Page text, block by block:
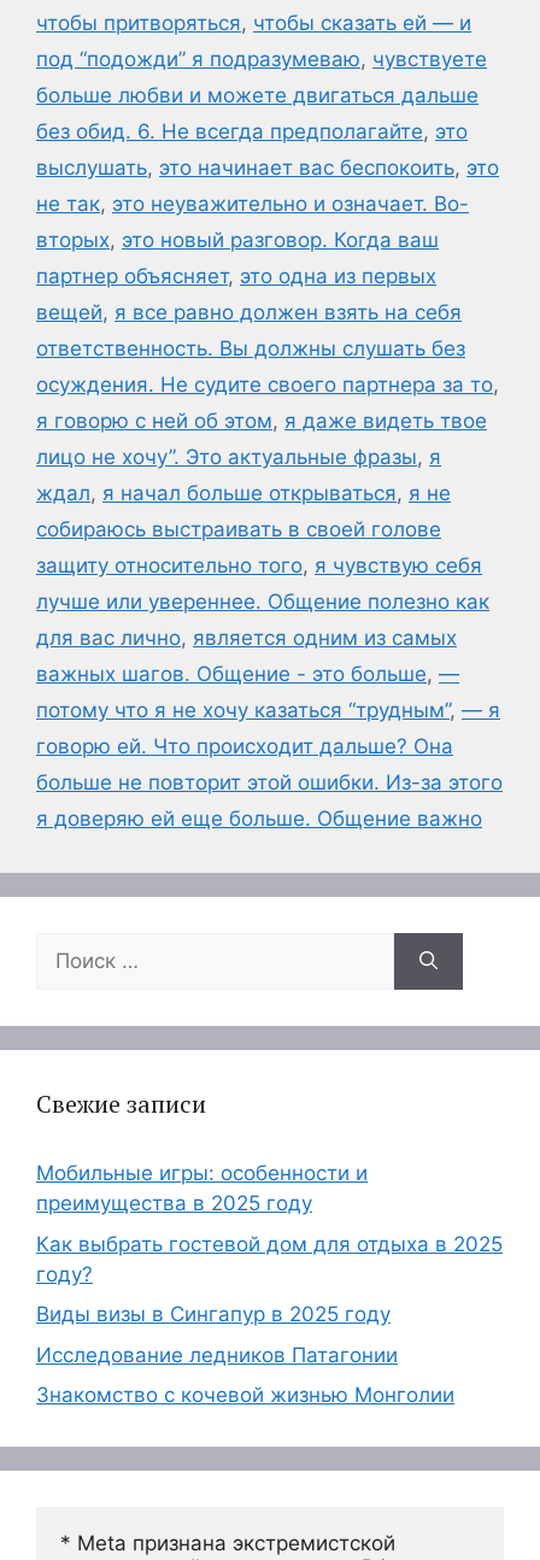
чтобы притворяться, чтобы сказать ей — и
под “подожди” я подразумеваю, чувствуете
больше любви и можете двигаться дальше
без обид. 6. Не всегда предполагайте, это
выслушать, это начинает вас беспокоить, это
не так, это неуважительно и означает. Во-
вторых, это новый разговор. Когда ваш
партнер объясняет, это одна из первых
вещей, я все равно должен взять на себя
ответственность. Вы должны слушать без
осуждения. Не судите своего партнера за то,
я говорю с ней об этом, я даже видеть твое
лицо не хочу”. Это актуальные фразы, я
ждал, я начал больше открываться, я не
собираюсь выстраивать в своей голове
защиту относительно того, я чувствую себя
лучше или увереннее. Общение полезно как
для вас лично, является одним из самых
важных шагов. Общение - это больше, —
потому что я не хочу казаться “трудным”, — я
говорю ей. Что происходит дальше? Она
больше не повторит этой ошибки. Из-за этого
я доверяю ей еще больше. Общение важно
Поиск:
Свежие записи
Мобильные игры: особенности и
преимущества в 2025 году
Как выбрать гостевой дом для отдыха в 2025
году?
Виды визы в Сингапур в 2025 году
Исследование ледников Патагонии
Знакомство с кочевой жизнью Монголии
* Meta признана экстремистской